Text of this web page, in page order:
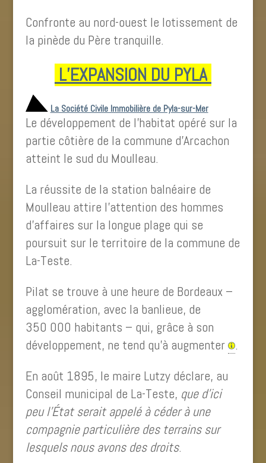
Confronte au nord-ouest le lotissement de
la pinède du Père tranquille.
L’EXPANSION DU PYLA
La Société Civile Immobilière de Pyla-sur-Mer
Le développement de l’habitat opéré sur la
partie côtière de la commune d’Arcachon
atteint le sud du Moulleau.
La réussite de la station balnéaire de
Moulleau attire l’attention des hommes
d’affaires sur la longue plage qui se
poursuit sur le territoire de la commune de
La-Teste.
Pilat se trouve à une heure de Bordeaux –
agglomération, avec la banlieue, de
350 000 habitants – qui, grâce à son
développement, ne tend qu’à augmenter .
En août 1895, le maire Lutzy déclare, au
Conseil municipal de La-Teste, que d’ici
peu l’État serait appelé à céder à une
compagnie particulière des terrains sur
lesquels nous avons des droits.